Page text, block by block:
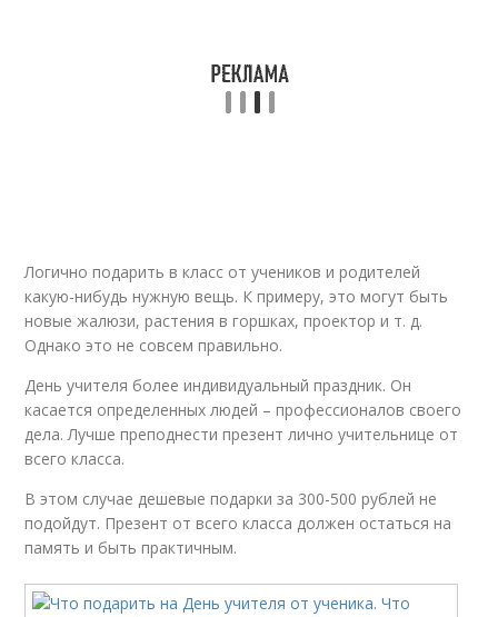
Логично подарить в класс от учеников и родителей
какую-нибудь нужную вещь. К примеру, это могут быть
новые жалюзи, растения в горшках, проектор и т. д.
Однако это не совсем правильно.
День учителя более индивидуальный праздник. Он
касается определенных людей – профессионалов своего
дела. Лучше преподнести презент лично учительнице от
всего класса.
В этом случае дешевые подарки за 300-500 рублей не
подойдут. Презент от всего класса должен остаться на
память и быть практичным.